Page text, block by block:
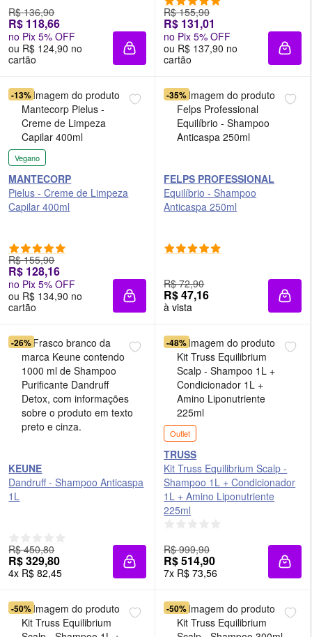
R$ 136,90
R$ 118,66
no Pix 5% OFF
ou R$ 124,90 no
cartão
Adicionar à sacola
R$ 155,90
R$ 131,01
no Pix 5% OFF
ou R$ 137,90 no
cartão
-13%
Vegano
MANTECORP
Pielus - Creme de Limpeza
Capilar 400ml
R$ 155,90
R$ 128,16
no Pix 5% OFF
ou R$ 134,90 no
cartão
Adicionar à sacola
-35%
FELPS PROFESSIONAL
Equilíbrio - Shampoo
Anticaspa 250ml
R$ 72,90
R$ 47,16
à vista
-26%
KEUNE
Dandruff - Shampoo Anticaspa
1L
R$ 450,80
R$ 329,80
4x R$ 82,45 Adicionar à sacola
-48%
Outlet
TRUSS
Kit Truss Equilibrium Scalp -
Shampoo 1L + Condicionador
1L + Amino Liponutriente
225ml
R$ 999,90
R$ 514,90
7x R$ 73,56
-50% -50%